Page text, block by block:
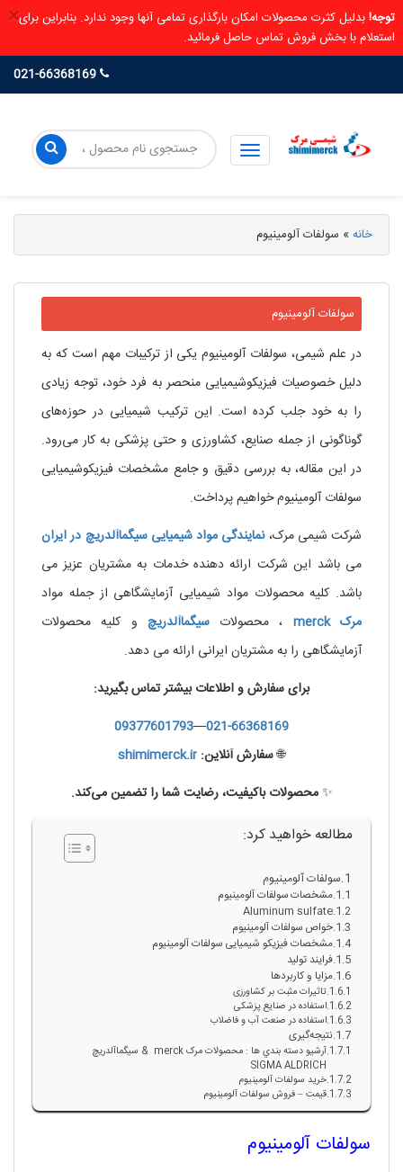
× توجه!بدلیل کثرت محصولات امکان بارگذاری تمامی آنها وجود ندارد. بنابراین برای
استعلام با بخش فروش تماس حاصل فرمائید.
خانه» سولفات آلومینیوم
سولفات آلومینیوم
در علم شیمی، سولفات آلومینیوم یکی از ترکیبات مهم است که به
دلیل خصوصیات فیزیکوشیمیایی منحصر به فرد خود، توجه زیادی
را به خود جلب کرده است. این ترکیب شیمیایی در حوزه‌های
گوناگونی از جمله صنایع، کشاورزی و حتی پزشکی به کار می‌رود.
در این مقاله، به بررسی دقیق و جامع مشخصات فیزیکوشیمیایی
سولفات آلومینیوم خواهیم پرداخت.
شرکت شیمی مرک،نمایندگی مواد شیمیایی سیگماآلدریچ در ایران
می باشد این شرکت ارائه دهنده خدمات به مشتریان عزیز می
باشد. کلیه محصولات مواد شیمیایی آزمایشگاهی از جمله مواد
مرک merck ، محصولاتسیگماآلدریچ و کلیه محصولات
آزمایشگاهی را به مشتریان ایرانی ارائه می دهد.
برای سفارش و اطلاعات بیشتر تماس بگیرید:
021-66368169
—
09377601793
🌐سفارش آنلاین: shimimerck.ir
✨محصولات باکیفیت، رضایت شما را تضمین می‌کند.
مطالعه خواهید کرد:
سولفات آلومینیوم
مشخصات سولفات آلومینیوم
Aluminum sulfate
خواص سولفات آلومینیوم
مشخصات فیزیکو شیمیایی سولفات آلومینیوم
فرایند تولید
مزایا و کاربردها
تاثیرات مثبت بر کشاورزی
استفاده در صنایع پزشکی
استفاده در صنعت آب و فاضلاب
نتیجه‌گیری
آرشيو دسته بندي ها : محصولات مرک merck & سيگماآلدريچ
SIGMA ALDRICH
خرید سولفات آلومینیوم
قیمت – فروش سولفات آلومینیوم
سولفات آلومینیوم